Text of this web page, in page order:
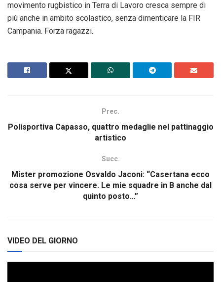
movimento rugbistico in Terra di Lavoro cresca sempre di
più anche in ambito scolastico, senza dimenticare la FIR
Campania. Forza ragazzi.
Prec.
Polisportiva Capasso, quattro medaglie nel pattinaggio
artistico
Succ.
Mister promozione Osvaldo Jaconi: “Casertana ecco
cosa serve per vincere. Le mie squadre in B anche dal
quinto posto…”
VIDEO DEL GIORNO